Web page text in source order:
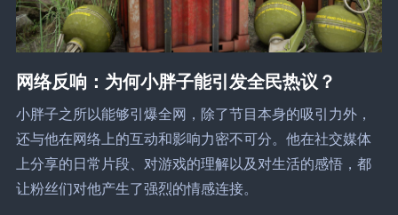
网络反响：为何小胖子能引发全民热议？
小胖子之所以能够引爆全网，除了节目本身的吸引力外，
还与他在网络上的互动和影响力密不可分。他在社交媒体
上分享的日常片段、对游戏的理解以及对生活的感悟，都
让粉丝们对他产生了强烈的情感连接。